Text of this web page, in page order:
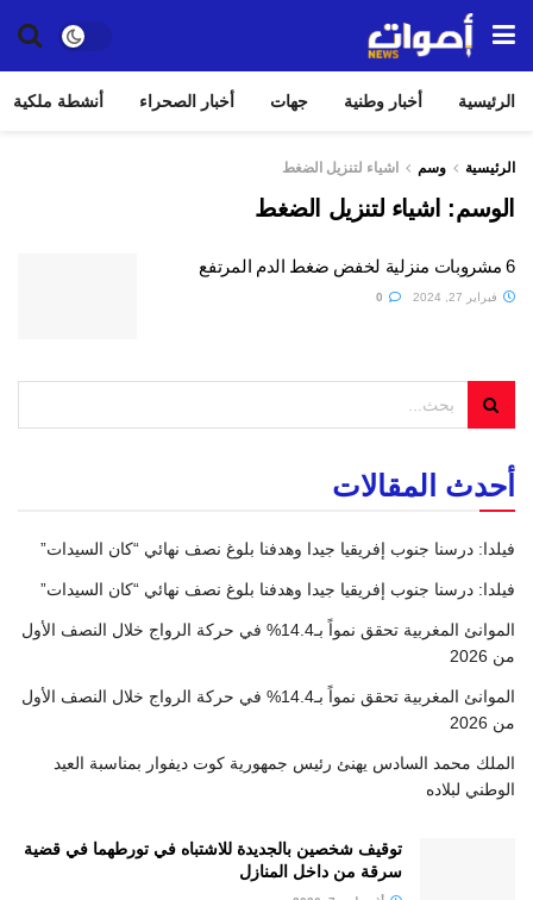
الرئيسية أخبار وطنية جهات أخبار الصحراء أنشطة ملكية
الرئيسية وسم اشياء لتنزيل الضغط
الوسم: اشياء لتنزيل الضغط
6 مشروبات منزلية لخفض ضغط الدم المرتفع
فبراير 27, 2024
أحدث المقالات
فيلدا: درسنا جنوب إفريقيا جيدا وهدفنا بلوغ نصف نهائي “كان السيدات”
فيلدا: درسنا جنوب إفريقيا جيدا وهدفنا بلوغ نصف نهائي “كان السيدات”
الموانئ المغربية تحقق نمواً بـ14.4% في حركة الرواج خلال النصف الأول
من 2026
الموانئ المغربية تحقق نمواً بـ14.4% في حركة الرواج خلال النصف الأول
من 2026
الملك محمد السادس يهنئ رئيس جمهورية كوت ديفوار بمناسبة العيد
الوطني لبلاده
توقيف شخصين بالجديدة للاشتباه في تورطهما في قضية
سرقة من داخل المنازل